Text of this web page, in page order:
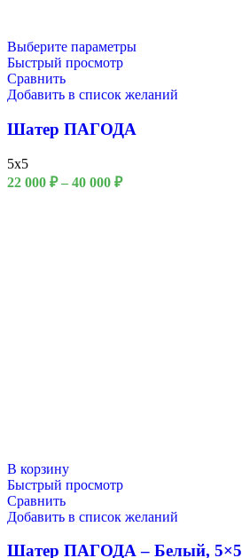
Выберите параметры
Быстрый просмотр
Сравнить
Добавить в список желаний
Шатер ПАГОДА
5x5
22 000 ₽ – 40 000 ₽
В корзину
Быстрый просмотр
Сравнить
Добавить в список желаний
Шатер ПАГОДА – Белый, 5×5